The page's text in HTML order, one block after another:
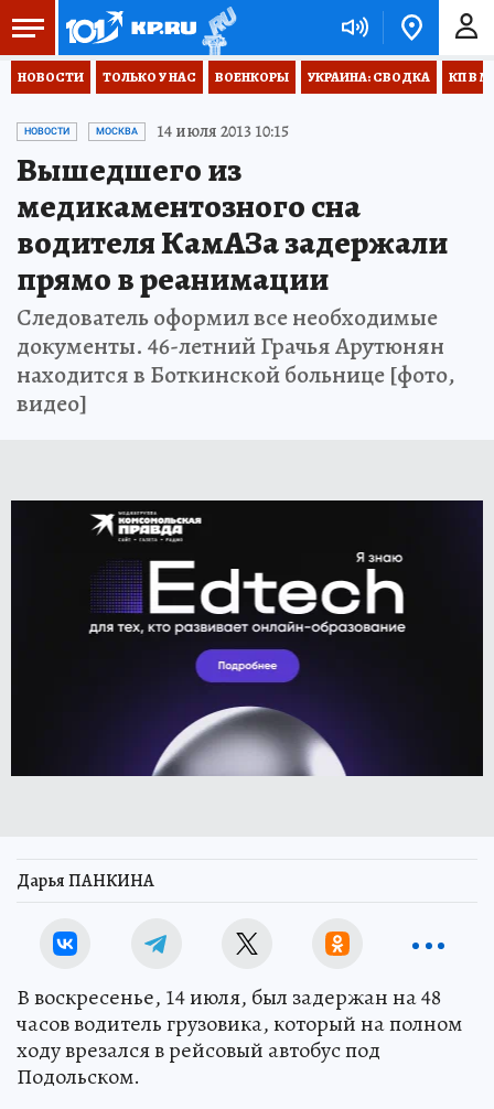
НОВОСТИ ТОЛЬКО У НАС ВОЕНКОРЫ УКРАИНА: СВОДКА КП В
НОВОСТИ МОСКВА 14 июля 2013 10:15
Вышедшего из
медикаментозного сна
водителя КамАЗа задержали
прямо в реанимации
Следователь оформил все необходимые
документы. 46-летний Грачья Арутюнян
находится в Боткинской больнице [фото,
видео]
Дарья ПАНКИНА
В воскресенье, 14 июля, был задержан на 48
часов водитель грузовика, который на полном
ходу врезался в рейсовый автобус под
Подольском.